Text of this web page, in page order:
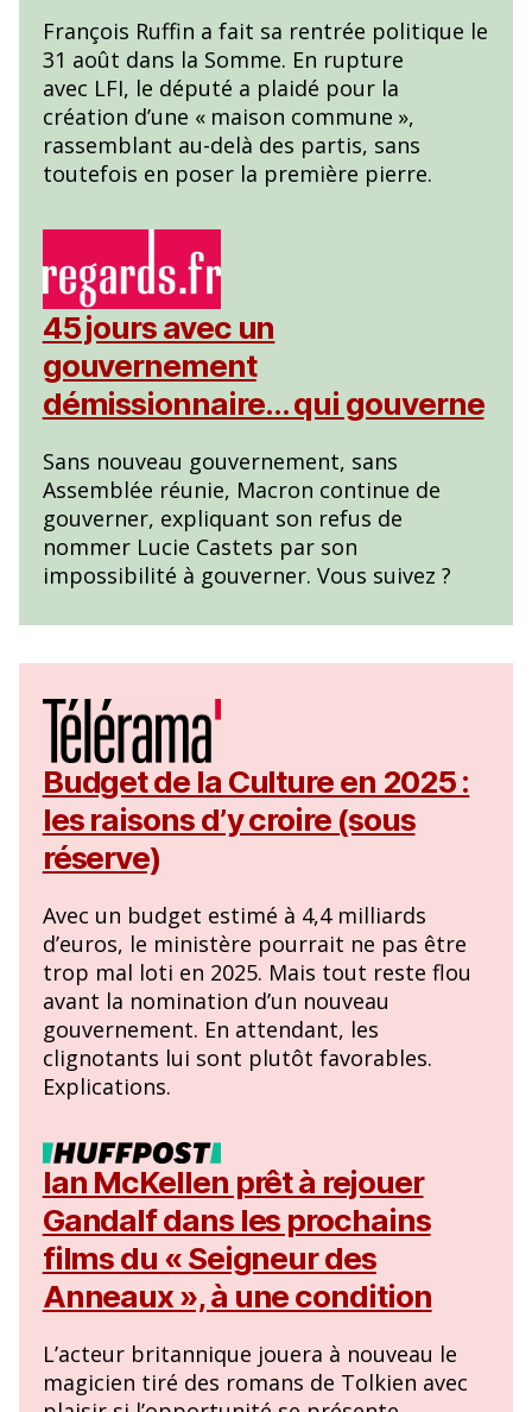
François Ruffin a fait sa rentrée politique le
31 août dans la Somme. En rupture
avec LFI, le député a plaidé pour la
création d’une « maison commune »,
rassemblant au-delà des partis, sans
toutefois en poser la première pierre.
45 jours avec un
gouvernement
démissionnaire… qui gouverne
Sans nouveau gouvernement, sans
Assemblée réunie, Macron continue de
gouverner, expliquant son refus de
nommer Lucie Castets par son
impossibilité à gouverner. Vous suivez ?
Budget de la Culture en 2025 :
les raisons d’y croire (sous
réserve)
Avec un budget estimé à 4,4 milliards
d’euros, le ministère pourrait ne pas être
trop mal loti en 2025. Mais tout reste flou
avant la nomination d’un nouveau
gouvernement. En attendant, les
clignotants lui sont plutôt favorables.
Explications.
Ian McKellen prêt à rejouer
Gandalf dans les prochains
films du « Seigneur des
Anneaux », à une condition
L’acteur britannique jouera à nouveau le
magicien tiré des romans de Tolkien avec